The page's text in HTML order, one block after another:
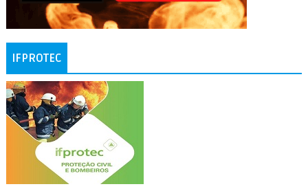
IFPROTEC